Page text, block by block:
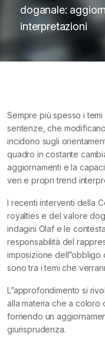
doganale:
interpretazioni
Sempre più spesso i
sentenze, che
incidono sugli
quadro in costante
aggiornamenti e la
veri e propri trend
I recenti interventi della
royalties e del valore
indagini Olaf e le
responsabilità del
imposizione dell”obbligo
sono tra i temi che
L”approfondimento si
alla materia che a coloro
fornendo un
giurisprudenza.